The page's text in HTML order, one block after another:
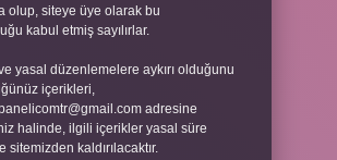
olup, siteye üye olarak bu
kabul etmiş sayılırlar.
yasal düzenlemelere aykırı olduğunu
içerikleri,
adresine
halinde, ilgili içerikler yasal süre
sitemizden kaldırılacaktır.